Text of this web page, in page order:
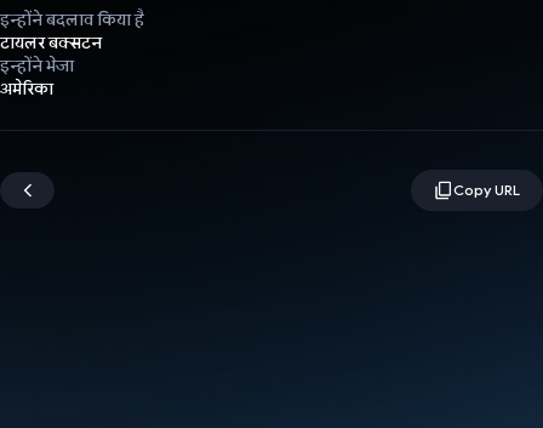
इन्होंने बदलाव किया है
टायलर बक्सटन
इन्होंने भेजा
अमेरिका